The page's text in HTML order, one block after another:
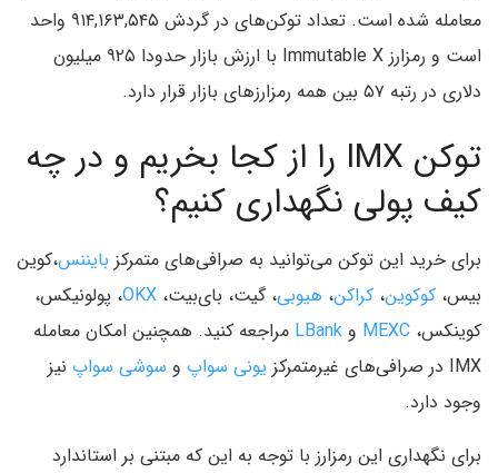
معامله شده است. تعداد توکن‌های در گردش ۹۱۴,۱۶۳,۵۴۵ واحد
است و رمزارز Immutable X با ارزش بازار حدودا ۹۲۵ میلیون
دلاری در رتبه ۵۷ بین همه رمزارزهای بازار قرار دارد.
توکن IMX را از کجا بخریم و در چه
کیف پولی نگهداری کنیم؟
برای خرید این توکن می‌توانید به صرافی‌های متمرکز بایننس،‌کوین
بیس،‌ کوکوین، کراکن، هیوبی، گیت،‌ بای‌بیت، OKX، پولونیکس،
کوینکس، MEXC و LBank مراجعه کنید. همچنین امکان معامله
IMX در صرافی‌های غیرمتمرکز
یونی سواپ و سوشی سواپ نیز
وجود دارد.
برای نگهداری این رمزارز با توجه به این که مبتنی بر استاندارد